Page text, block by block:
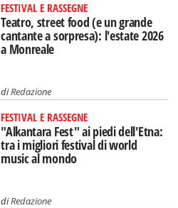
FESTIVAL E RASSEGNE
Teatro, street food (e un grande
cantante a sorpresa): l'estate 2026
a Monreale
diRedazione
FESTIVAL E RASSEGNE
"Alkantara Fest" ai piedi dell'Etna:
tra i migliori festival di world
music al mondo
diRedazione